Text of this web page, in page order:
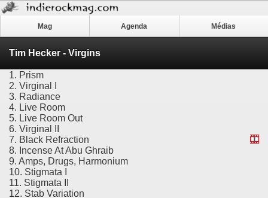
Mag Agenda Médias
Tim Hecker - Virgins
1. Prism
2. Virginal I
3. Radiance
4. Live Room
5. Live Room Out
6. Virginal II
7. Black Refraction
8. Incense At Abu Ghraib
9. Amps, Drugs, Harmonium
10. Stigmata I
11. Stigmata II
12. Stab Variation